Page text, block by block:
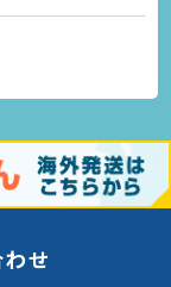
せ